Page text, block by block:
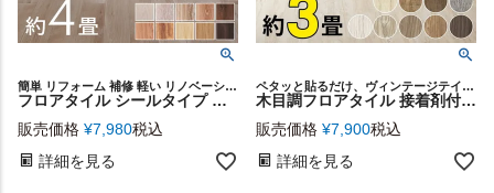
簡単 リフォーム 補修 軽い リノベーション 店舗 カフェ レストラン オフィス 土足 可能 OK 接着剤不要 オーク チーク リビング ダイニング 寝室 ベッドルーム トイレ スタイリッシュ
フロアタイル シールタイプ 床材 48枚セット 約 4畳 ブラウン ベージュ 木目調 フローリング タイル マット カーペット 床 フロア ナチュラル フロアシート 低コスト 耐久性 耐水性 シール 貼るだけ 接着剤 おしゃれ 北欧 リゾート インテリア DIY 西海岸 [set48-85001]
販売価格 ¥7,980税込
詳細を見る
ペタッと貼るだけ、ヴィンテージテイストのフロアタイル。
木目調フロアタイル 接着剤付き 床材 貼るだけフローリングタイル36枚セット[接着タイプ オールドティンバー全9色]【生活雑貨のELEMENTS本店】床 シート リメイク DIY
販売価格 ¥7,900税込
詳細を見る